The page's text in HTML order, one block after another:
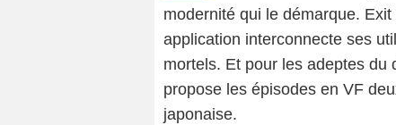
modernité qui le démarque.
application interconnecte ses
mortels. Et pour les adeptes du
propose les épisodes en VF
japonaise.